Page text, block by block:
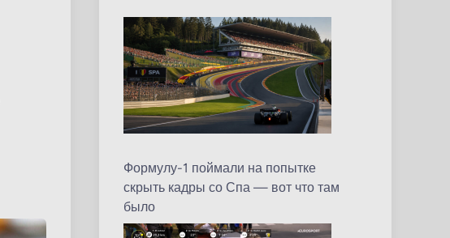
Формулу-1 поймали на попытке
скрыть кадры со Спа — вот что там
было